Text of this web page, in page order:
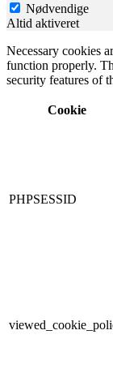
Nødvendige
Altid aktiveret
Necessary cookies
function properly.
security features of
Cookie
PHPSESSID